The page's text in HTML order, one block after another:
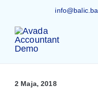
content
info@balic.ba
2 Maja, 2018